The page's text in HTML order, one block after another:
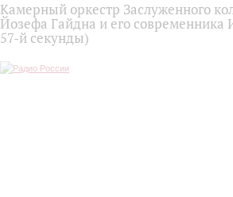
Камерный оркестр Заслуженного
Йозефа Гайдна и его современника
57-й секунды)